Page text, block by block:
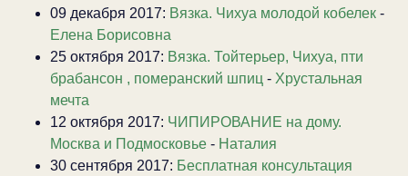
09 декабря 2017: Вязка. Чихуа молодой кобелек -
Елена Борисовна
25 октября 2017: Вязка. Тойтерьер, Чихуа, пти
брабансон , померанский шпиц - Хрустальная
мечта
12 октября 2017: ЧИПИРОВАНИЕ на дому.
Москва и Подмосковье - Наталия
30 сентября 2017: Бесплатная консультация